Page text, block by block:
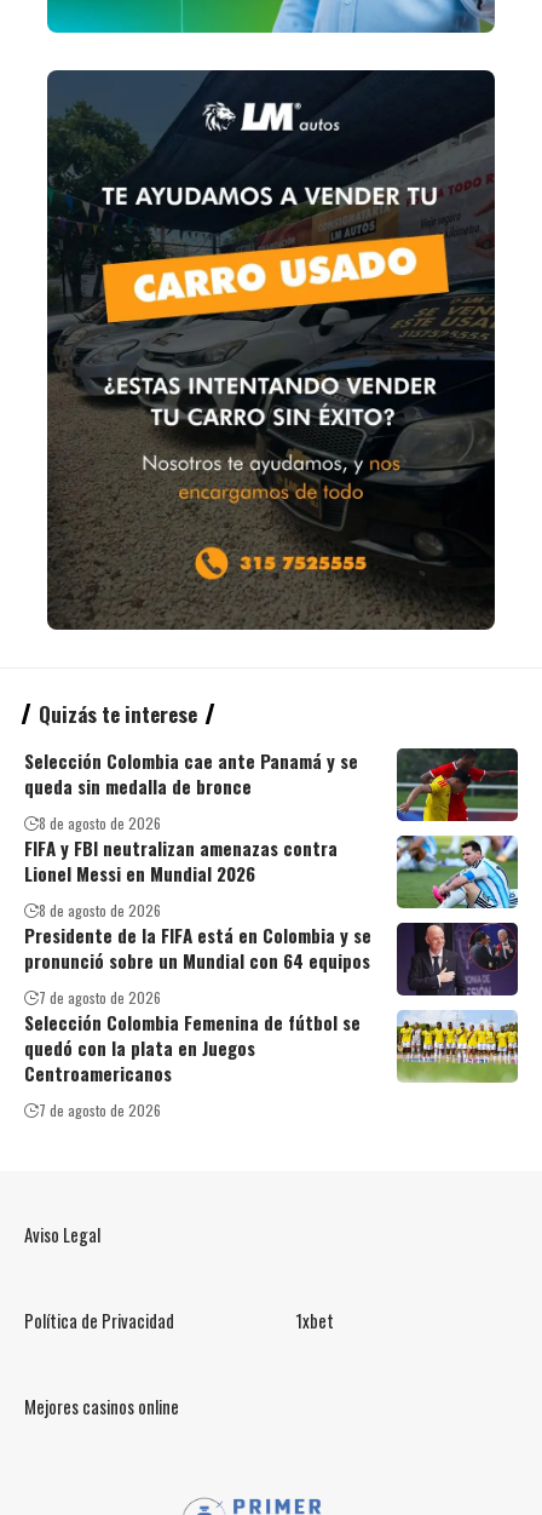
Quizás te interese
Selección Colombia cae ante Panamá y se
queda sin medalla de bronce
8 de agosto de 2026
FIFA y FBI neutralizan amenazas contra
Lionel Messi en Mundial 2026
8 de agosto de 2026
Presidente de la FIFA está en Colombia y se
pronunció sobre un Mundial con 64 equipos
7 de agosto de 2026
Selección Colombia Femenina de fútbol se
quedó con la plata en Juegos
Centroamericanos
7 de agosto de 2026
Aviso Legal
Política de Privacidad 1xbet
Mejores casinos online